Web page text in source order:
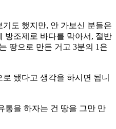
도 했지만, 안 가보신 분들은
방조제로 바다를 막아서, 절반
땅으로 만든 거고 3분의 1은
됐다고 생각을 하시면 됩니
을 하자는 건 땅을 그만 만